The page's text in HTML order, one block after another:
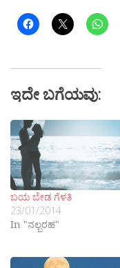
ಇದೇ ಬಗೆಯವು:
ಬಯ ಬೇಡ ಗೆಳತಿ
23/01/2014
In "ನಲ್ಬರಹ"